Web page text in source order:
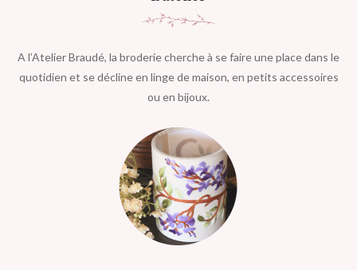
A l’Atelier Braudé, la broderie cherche à se faire une place dans le
quotidien et se décline en linge de maison, en petits accessoires
ou en bijoux.